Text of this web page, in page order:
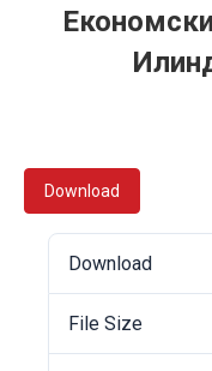
Download
Download
File Size